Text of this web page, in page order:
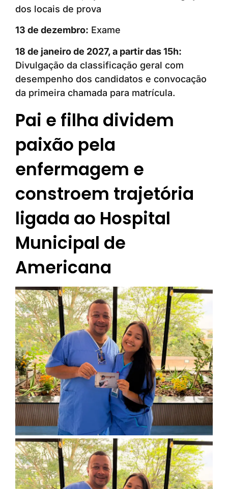
dos locais de prova
13 de dezembro: Exame
18 de janeiro de 2027, a partir das 15h:
Divulgação da classificação geral com
desempenho dos candidatos e convocação
da primeira chamada para matrícula.
Pai e filha dividem
paixão pela
enfermagem e
constroem trajetória
ligada ao Hospital
Municipal de
Americana